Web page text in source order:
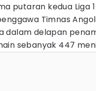
putaran kedua Liga 1
Timnas
dalam delapan
sebanyak 447